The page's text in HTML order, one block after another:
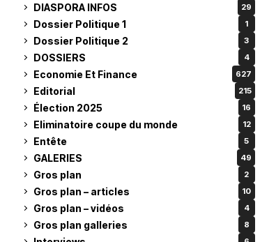
DIASPORA INFOS 29
Dossier Politique 1 1
Dossier Politique 2 3
DOSSIERS 4
Economie Et Finance 627
Editorial 215
Élection 2025 16
Eliminatoire coupe du monde 12
Entête 5
GALERIES 49
Gros plan 2
Gros plan – articles 10
Gros plan – vidéos 4
Gros plan galleries 8